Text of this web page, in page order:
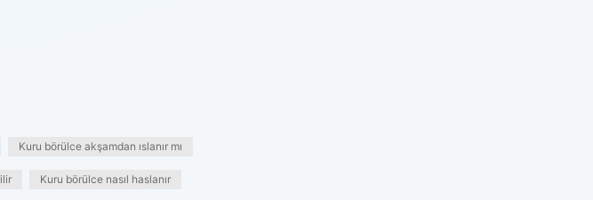
Kuru börülce akşamdan ıslanır mı
Kuru börülce nasıl haslanır